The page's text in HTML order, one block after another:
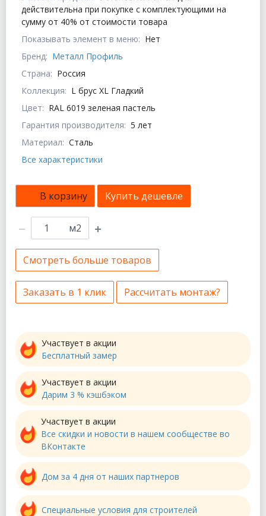
действительна при покупке с комплектующими на
сумму от 40% от стоимости товара
Показывать элемент в меню: Нет
Бренд: Металл Профиль
Страна: Россия
Коллекция: L брус XL Гладкий
Цвет: RAL 6019 зеленая пастель
Гарантия производителя: 5 лет
Материал: Сталь
Все характеристики
В корзину Купить дешевле
м2
Смотреть больше товаров
Заказать в 1 клик Рассчитать монтаж?
Участвует в акции
Бесплатный замер
Участвует в акции
Дарим 3 % кэшбэком
Участвует в акции
Все скидки и новости в нашем сообществе во
ВКонтакте
Дом за 4 дня от наших партнеров
Специальные условия для строителей